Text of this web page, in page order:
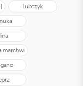
Lubczyk
marchwi